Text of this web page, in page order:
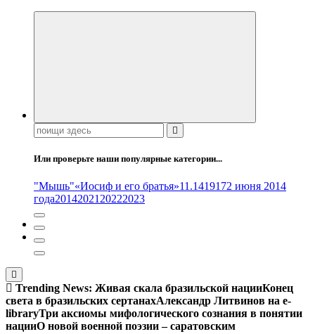
Поиск:
Или проверьте наши популярные категории...
"Мышь"«Иосиф и его братья»11.1419172 июня 2014
года20142021 20222023
Trending News: Живая скала бразильской нацииКонец
света в бразильских сертанахАлександр Литвинов на e-
libraryТри аксиомы мифологического сознания в понятии
нацииО новой военной поэзии – саратовским